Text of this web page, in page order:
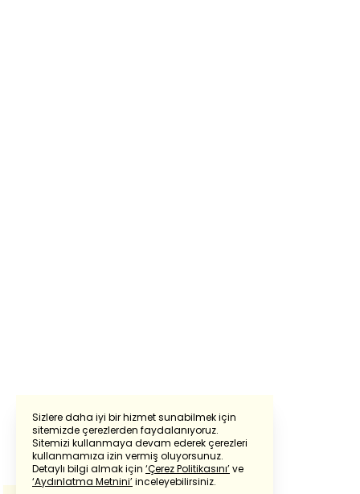
Sizlere daha iyi bir hizmet sunabilmek için
sitemizde çerezlerden faydalanıyoruz.
Sitemizi kullanmaya devam ederek çerezleri
kullanmamıza izin vermiş oluyorsunuz.
Detaylı bilgi almak için ‘Çerez Politikasını’ve
‘Aydınlatma Metnini’inceleyebilirsiniz.
Powered by Translate